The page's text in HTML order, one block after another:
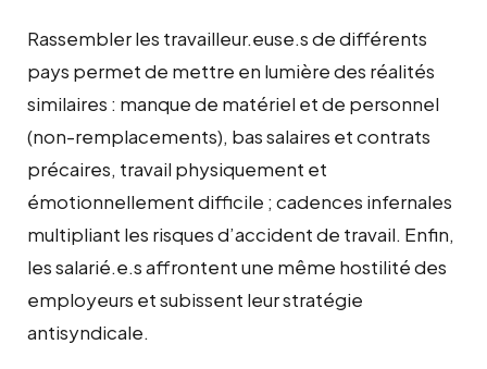
Rassembler les travailleur.euse.s de différents
pays permet de mettre en lumière des réalités
similaires : manque de matériel et de personnel
(non-remplacements), bas salaires et contrats
précaires, travail physiquement et
émotionnellement difficile ; cadences infernales
multipliant les risques d’accident de travail. Enfin,
les salarié.e.s affrontent une même hostilité des
employeurs et subissent leur stratégie
antisyndicale.